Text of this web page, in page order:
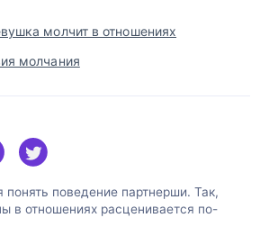
молчит в отношениях
молчания
понять поведение партнерши. Так,
в отношениях расценивается по-